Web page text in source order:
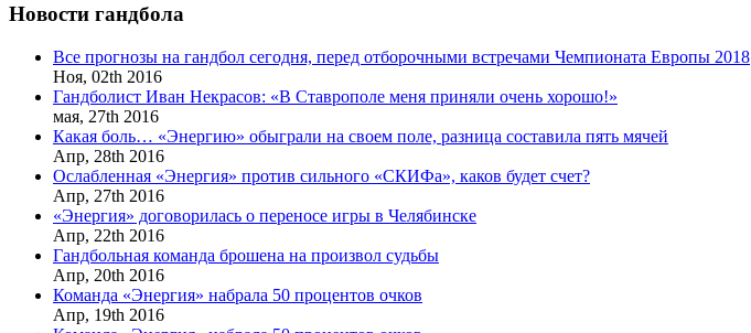
Новости гандбола
Все прогнозы на гандбол сегодня, перед отборочными встречами Чемпионата Европы 2018
Ноя, 02th 2016
Гандболист Иван Некрасов: «В Ставрополе меня приняли очень хорошо!»
мая, 27th 2016
Какая боль… «Энергию» обыграли на своем поле, разница составила пять мячей
Апр, 28th 2016
Ослабленная «Энергия» против сильного «СКИФа», каков будет счет?
Апр, 27th 2016
«Энергия» договорилась о переносе игры в Челябинске
Апр, 22th 2016
Гандбольная команда брошена на произвол судьбы
Апр, 20th 2016
Команда «Энергия» набрала 50 процентов очков
Апр, 19th 2016